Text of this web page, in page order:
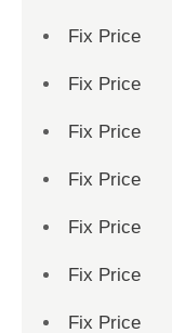
Fix Price
Fix Price
Fix Price
Fix Price
Fix Price
Fix Price
Fix Price